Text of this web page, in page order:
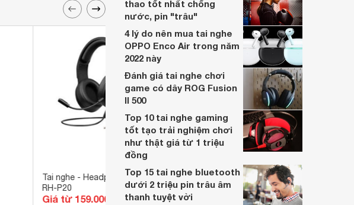
Tai nghe - Headphone Robot
RH-P20
Giá từ 159.000 đ
Tai nghe - Headphone Hoco
W105
Giá từ 183.700 đ
thao tốt nhất chống
nước, pin "trâu"
4 lý do nên mua tai nghe
OPPO Enco Air trong năm
2022 này
Đánh giá tai nghe chơi
game có dây ROG Fusion
II 500
Top 10 tai nghe gaming
tốt tạo trải nghiệm chơi
như thật giá từ 1 triệu
đồng
Top 15 tai nghe bluetooth
dưới 2 triệu pin trâu âm
thanh tuyệt vời